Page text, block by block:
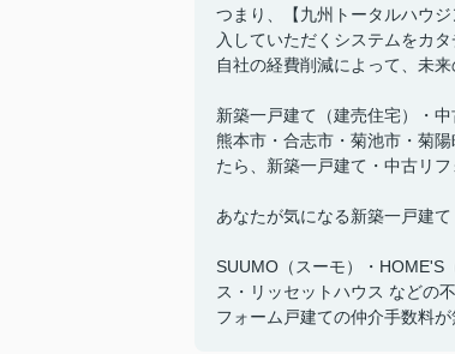
つまり、【九州トータルハウ
入していただくシステムをカタ
自社の経費削減によって、未
新築一戸建て（建売住宅）・
熊本市・合志市・菊池市・菊
たら、新築一戸建て・中古リ
あなたが気になる新築一戸建
SUUMO（スーモ）・HOME'S
ス・リッセットハウス などの
フォーム戸建ての仲介手数料